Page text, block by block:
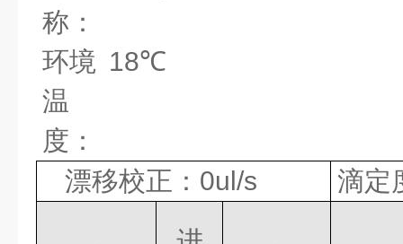
称：
环境
温
度：
18℃
漂移校正： 0ul/s 滴定